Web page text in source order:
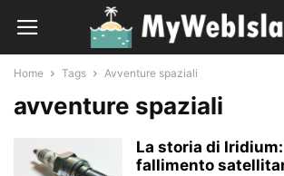
Home Tags Avventure spaziali
avventure spaziali
La storia di
fallimento